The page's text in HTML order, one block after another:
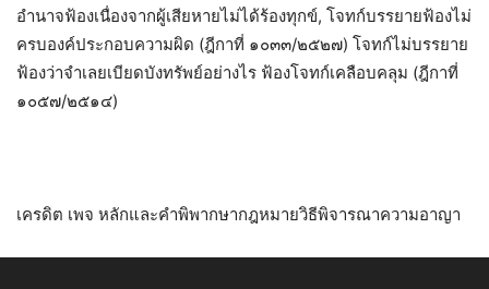
อำนาจฟ้องเนื่องจากผู้เสียหายไม่ได้ร้องทุกข์, โจทก์บรรยายฟ้องไม่
ครบองค์ประกอบความผิด (ฎีกาที่ ๑๐๓๓/๒๕๒๗) โจทก์ไม่บรรยาย
ฟ้องว่าจำเลยเบียดบังทรัพย์อย่างไร ฟ้องโจทก์เคลือบคลุม (ฎีกาที่
๑๐๕๗/๒๕๑๔)
เครดิต เพจ หลักและคำพิพากษากฎหมายวิธีพิจารณาความอาญา